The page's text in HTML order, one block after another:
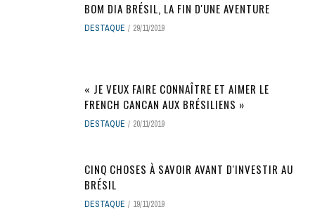
BOM DIA BRÉSIL, LA FIN D'UNE AVENTURE
DESTAQUE 29/11/2019
« JE VEUX FAIRE CONNAÎTRE ET AIMER LE
FRENCH CANCAN AUX BRÉSILIENS »
DESTAQUE 20/11/2019
CINQ CHOSES À SAVOIR AVANT D'INVESTIR AU
BRÉSIL
DESTAQUE 19/11/2019